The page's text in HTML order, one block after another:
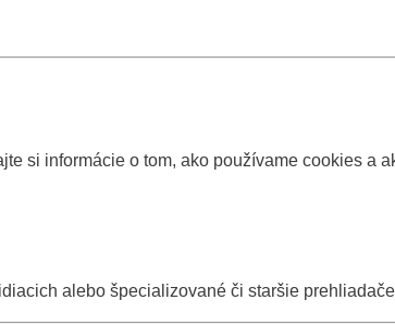
si informácie o tom, ako používame cookies a
alebo špecializované či staršie